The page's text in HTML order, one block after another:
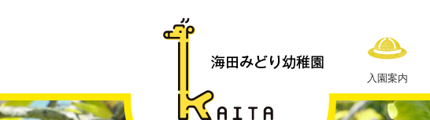
TIME！！
（年
少
入園案内